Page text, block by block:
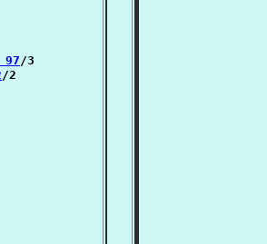
97/3
/2